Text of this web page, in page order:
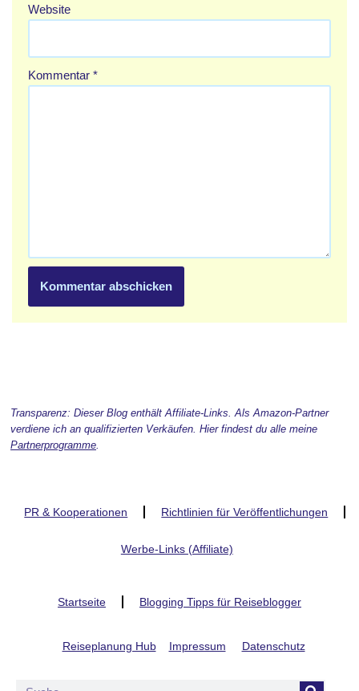
Website
Kommentar *
Transparenz: Dieser Blog enthält Affiliate-Links. Als Amazon-Partner
verdiene ich an qualifizierten Verkäufen. Hier findest du alle meine
Partnerprogramme.
PR & Kooperationen Richtlinien für Veröffentlichungen
Werbe-Links (Affiliate)
Startseite Blogging Tipps für Reiseblogger
Reiseplanung Hub Impressum Datenschutz